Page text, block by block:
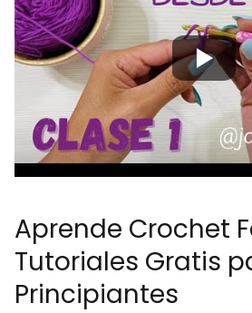
Aprende Crochet
Tutoriales Gratis
Principiantes